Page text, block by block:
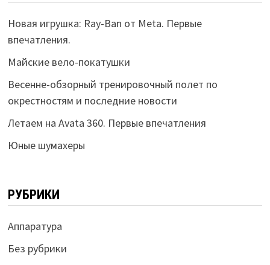
Новая игрушка: Ray-Ban от Meta. Первые
впечатления.
Майские вело-покатушки
Весенне-обзорный тренировочный полет по
окрестностям и последние новости
Летаем на Avata 360. Первые впечатления
Юные шумахеры
РУБРИКИ
Аппаратура
Без рубрики